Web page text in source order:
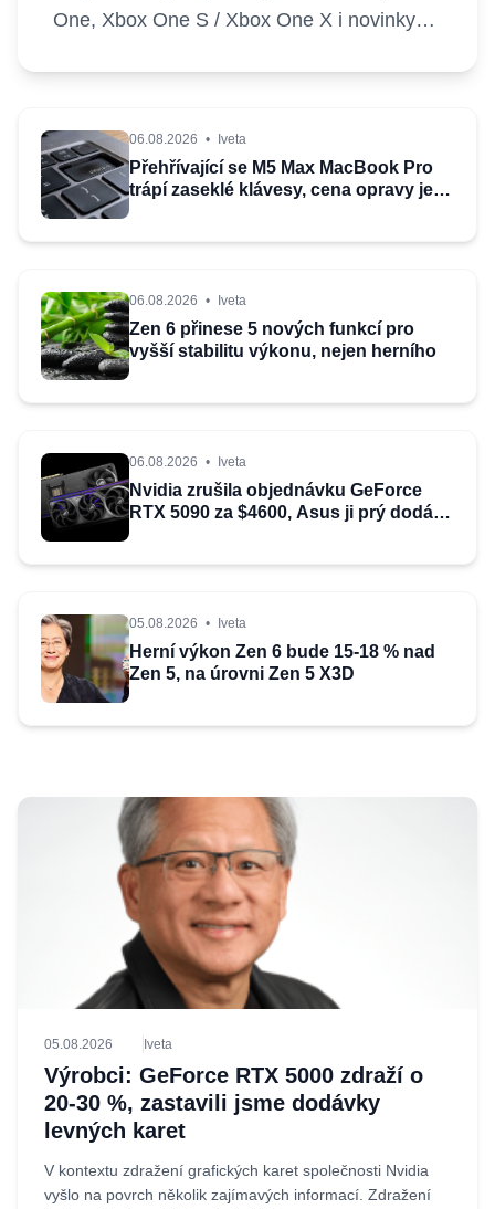
One, Xbox One S / Xbox One X i novinky…
06.08.2026 • Iveta
Přehřívající se M5 Max MacBook Pro
trápí zaseklé klávesy, cena opravy je
06.08.2026 • Iveta
Zen 6 přinese 5 nových funkcí pro
vyšší stabilitu výkonu, nejen herního
06.08.2026 • Iveta
Nvidia zrušila objednávku GeForce
RTX 5090 za $4600, Asus ji prý dodá
05.08.2026 • Iveta
Herní výkon Zen 6 bude 15-18 % nad
Zen 5, na úrovni Zen 5 X3D
05.08.2026 Iveta
Výrobci: GeForce RTX 5000 zdraží o
20-30 %, zastavili jsme dodávky
levných karet
V kontextu zdražení grafických karet společnosti Nvidia
vyšlo na povrch několik zajímavých informací. Zdražení